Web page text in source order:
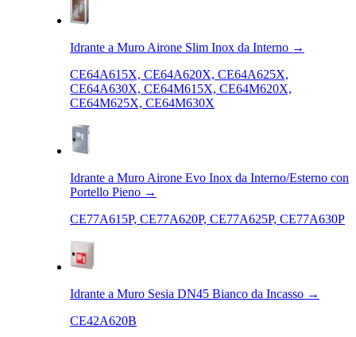
Idrante a Muro Airone Slim Inox da Interno →
CE64A615X, CE64A620X, CE64A625X,
CE64A630X, CE64M615X, CE64M620X,
CE64M625X, CE64M630X
Idrante a Muro Airone Evo Inox da Interno/Esterno con
Portello Pieno →
CE77A615P, CE77A620P, CE77A625P, CE77A630P
Idrante a Muro Sesia DN45 Bianco da Incasso →
CE42A620B